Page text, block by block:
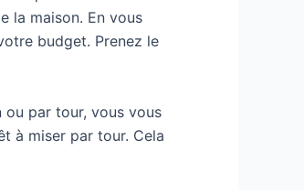
la maison. En vous
budget. Prenez le
par tour, vous vous
à miser par tour. Cela